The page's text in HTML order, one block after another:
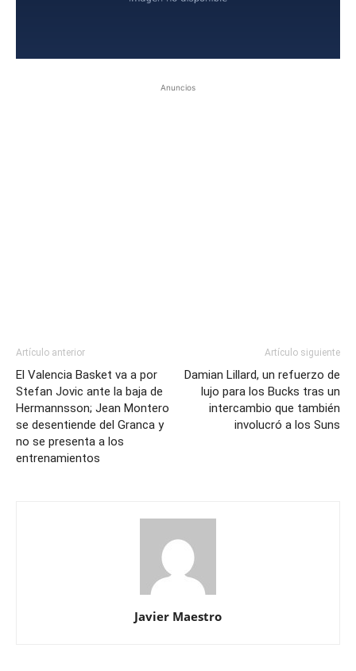
Anuncios
Artículo anterior
El Valencia Basket va a por
Stefan Jovic ante la baja de
Hermannsson; Jean Montero
se desentiende del Granca y
no se presenta a los
entrenamientos
Artículo siguiente
Damian Lillard, un refuerzo de
lujo para los Bucks tras un
intercambio que también
involucró a los Suns
Javier Maestro